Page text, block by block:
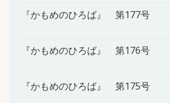
『かもめのひろば』 第177号
『かもめのひろば』 第176号
『かもめのひろば』 第175号